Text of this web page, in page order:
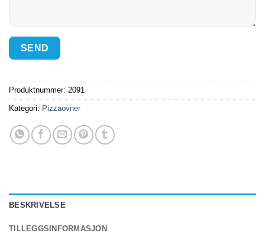
Produktnummer: 2091
Kategori: Pizzaovner
BESKRIVELSE
TILLEGGSINFORMASJON